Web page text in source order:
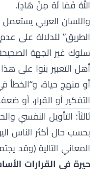
اللَّهُ فَمَا لَهُ مِنْ هَادٍ﴾.
واللسان العربي
الطريق” للدلالة على
سلوك غير الجهة
أهل التعبير بنوا على
أو منهج حياة، و“الخطأ
التفكير أو القرار، أو
ثالثاً: التأويل النفسي
بحسب حال أكثر الناس
المعاني التالية (وقد
حيرة في القرارات